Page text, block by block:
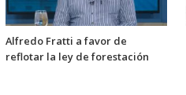
Alfredo Fratti a favor de
reflotar la ley de forestación